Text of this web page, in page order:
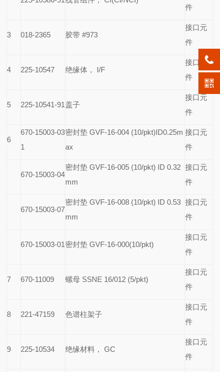
件
3 018-2365 胶带 #973
接口元
件
4 225-10547 绝缘体， I/F
接口元
件
5 225-10541-91 盖子
接口元
件
6
670-15003-03
1
密封垫 GVF-16-004 (10/pkt)ID0.25m
ax
接口元
件
670-15003-04
密封垫 GVF-16-005 (10/pkt) ID 0.32
mm
接口元
件
670-15003-07
密封垫 GVF-16-008 (10/pkt) ID 0.53
mm
接口元
件
670-15003-01 密封垫 GVF-16-000(10/pkt)
接口元
件
7 670-11009 螺母 SSNE 16/012 (5/pkt)
接口元
件
8 221-47159 色谱柱架子
接口元
件
9 225-10534 绝缘材料， GC
接口元
件